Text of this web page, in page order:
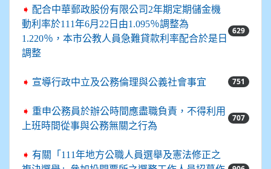
➧ 配合中華郵政股份有限公司2年期定期儲金機
動利率於111年6月22日由1.095％調整為
1.220％，本市公教人員急難貸款利率配合於是日
調整
629
➧ 宣導行政中立及公務倫理與公義社會事宜 751
➧ 重申公務員於辦公時間應盡職負責，不得利用
上班時間從事與公務無關之行為
707
➧ 有關「111年地方公職人員選舉及憲法修正之